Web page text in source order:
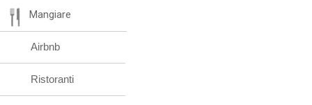
Mangiare
Airbnb
Ristoranti